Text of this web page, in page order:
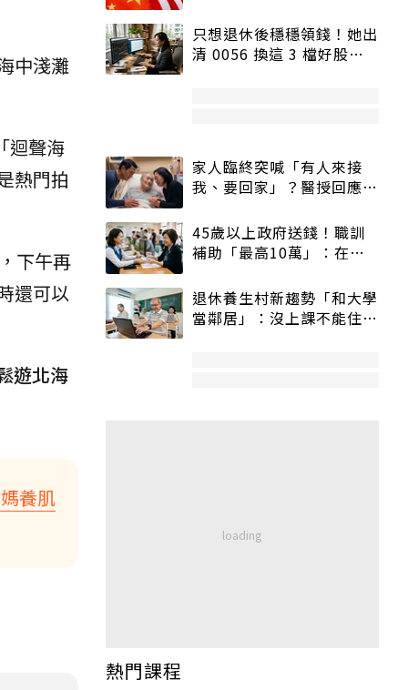
中淺灘
迴聲海
熱門拍
下午再
還可以
遊北海
養肌
只想退休後穩穩領錢！她出
清 0056 換這 3 檔好股：
家人臨終突喊「有人來接
我、要回家」？醫授回應方
45歲以上政府送錢！職訓
補助「最高10萬」：在
退休養生村新趨勢「和大學
當鄰居」：沒上課不能住、
熱門課程